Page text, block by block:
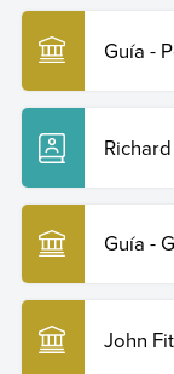
Guía -
Guía -
John